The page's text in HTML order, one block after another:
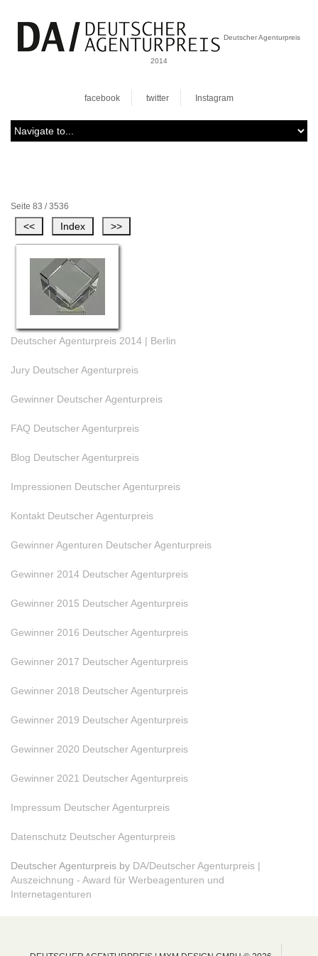
Deutscher Agenturpreis
2014
facebook twitter Instagram
Seite 83 / 3536
Deutscher Agenturpreis 2014 | Berlin
Jury Deutscher Agenturpreis
Gewinner Deutscher Agenturpreis
FAQ Deutscher Agenturpreis
Blog Deutscher Agenturpreis
Impressionen Deutscher Agenturpreis
Kontakt Deutscher Agenturpreis
Gewinner Agenturen Deutscher Agenturpreis
Gewinner 2014 Deutscher Agenturpreis
Gewinner 2015 Deutscher Agenturpreis
Gewinner 2016 Deutscher Agenturpreis
Gewinner 2017 Deutscher Agenturpreis
Gewinner 2018 Deutscher Agenturpreis
Gewinner 2019 Deutscher Agenturpreis
Gewinner 2020 Deutscher Agenturpreis
Gewinner 2021 Deutscher Agenturpreis
Impressum Deutscher Agenturpreis
Datenschutz Deutscher Agenturpreis
Deutscher Agenturpreis by DA/Deutscher Agenturpreis |
Auszeichnung - Award für Werbeagenturen und
Internetagenturen